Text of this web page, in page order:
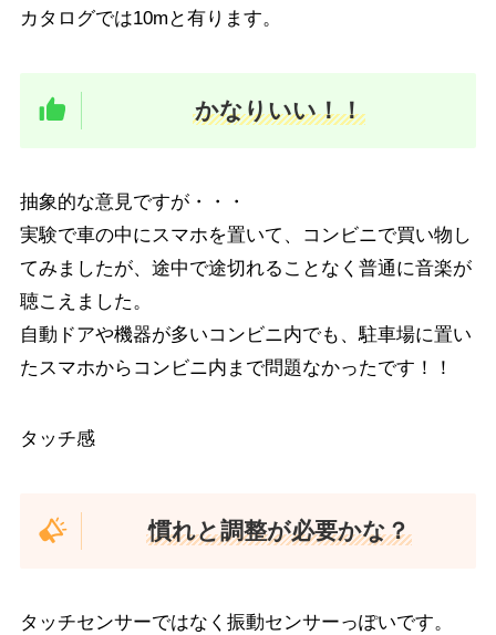
カタログでは10mと有ります。
かなりいい！！
抽象的な意見ですが・・・
実験で車の中にスマホを置いて、コンビニで買い物し
てみましたが、途中で途切れることなく普通に音楽が
聴こえました。
自動ドアや機器が多いコンビニ内でも、駐車場に置い
たスマホからコンビニ内まで問題なかったです！！
タッチ感
慣れと調整が必要かな？
タッチセンサーではなく振動センサーっぽいです。